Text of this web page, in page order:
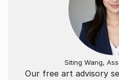
Niente è più perfetto di
quello che siamo e di
"L'essenziale è invisibile
Our free art advisory
Siting Wang,